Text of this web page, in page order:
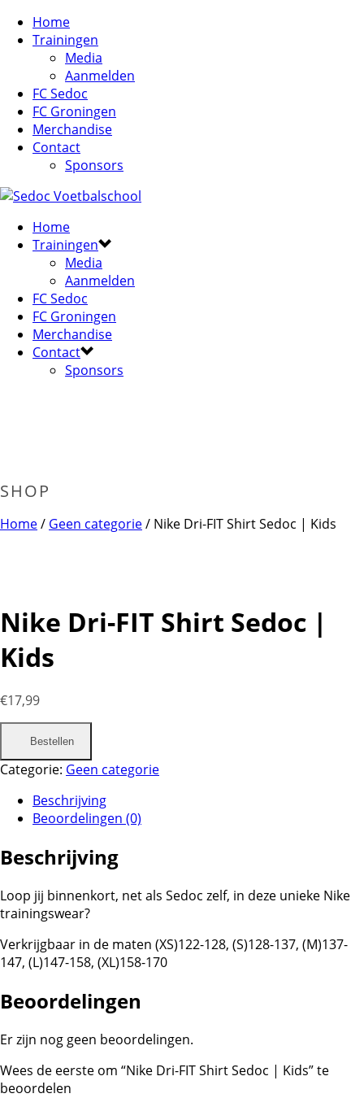
Home
Trainingen
Media
Aanmelden
FC Sedoc
FC Groningen
Merchandise
Contact
Sponsors
Home
Trainingen
Media
Aanmelden
FC Sedoc
FC Groningen
Merchandise
Contact
Sponsors
SHOP
Home/ Geen categorie/ Nike Dri-FIT Shirt Sedoc | Kids
Nike Dri-FIT Shirt Sedoc |
Kids
€17,99
Bestellen
Categorie: Geen categorie
Beschrijving
Beoordelingen (0)
Beschrijving
Loop jij binnenkort, net als Sedoc zelf, in deze unieke Nike
trainingswear?
Verkrijgbaar in de maten (XS)122-128, (S)128-137, (M)137-
147, (L)147-158, (XL)158-170
Beoordelingen
Er zijn nog geen beoordelingen.
Wees de eerste om “Nike Dri-FIT Shirt Sedoc | Kids” te
beoordelen